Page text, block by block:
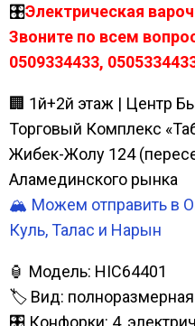
🎛️Электрическая
Звоните по всем
0509334433,
🏢 1й+2й этаж | Центр
Торговый Комплекс
Жибек-Жолу 124
Аламединского рынка
🏔️ Можем отправить в
Куль, Талас и Нарын
🏮 Модель: HIC64401
🏷️ Вид: полноразмерная
🎛️ Конфорки: 4,